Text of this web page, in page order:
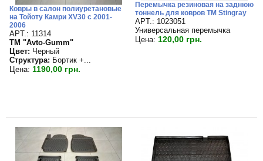
Ковры в салон полиуретановые
на Тойоту Камри XV30 с 2001-
2006
APT.: 11314
TM "Avto-Gumm"
Цвет: Черный
Структура: Бортик +...
Цена: 1190,00 грн.
Перемычка резиновая на заднюю
тоннель для ковров TM Stingray
APT.: 1023051
Универсальная перемычка
Цена: 120,00 грн.